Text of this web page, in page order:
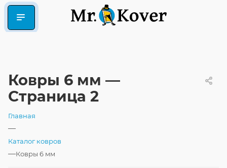
Ковры 6 мм —
Страница 2
Главная
—
Каталог ковров
—Ковры 6 мм